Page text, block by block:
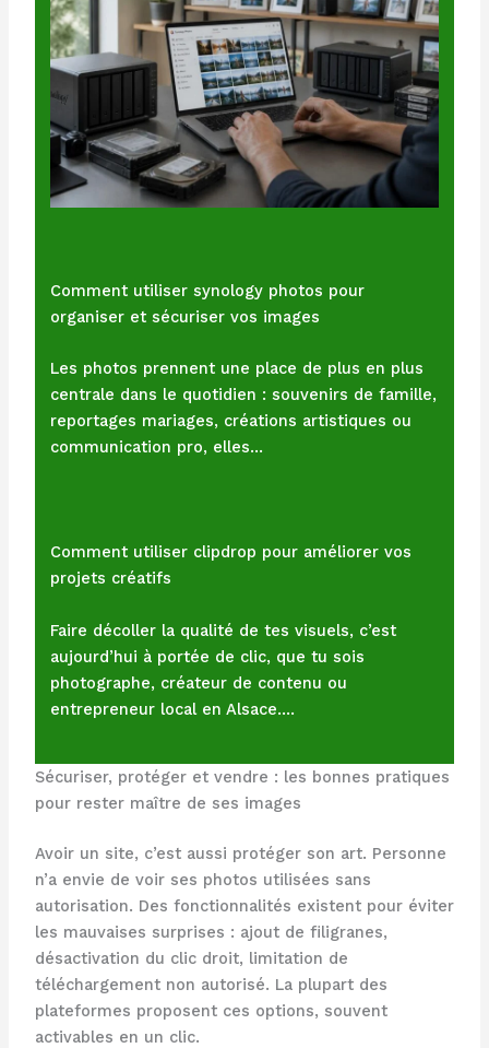
Comment utiliser synology photos pour
organiser et sécuriser vos images
Les photos prennent une place de plus en plus
centrale dans le quotidien : souvenirs de famille,
reportages mariages, créations artistiques ou
communication pro, elles…
Comment utiliser clipdrop pour améliorer vos
projets créatifs
Faire décoller la qualité de tes visuels, c’est
aujourd’hui à portée de clic, que tu sois
photographe, créateur de contenu ou
entrepreneur local en Alsace.…
Sécuriser, protéger et vendre : les bonnes pratiques
pour rester maître de ses images
Avoir un site, c’est aussi protéger son art. Personne
n’a envie de voir ses photos utilisées sans
autorisation. Des fonctionnalités existent pour éviter
les mauvaises surprises : ajout de filigranes,
désactivation du clic droit, limitation de
téléchargement non autorisé. La plupart des
plateformes proposent ces options, souvent
activables en un clic.